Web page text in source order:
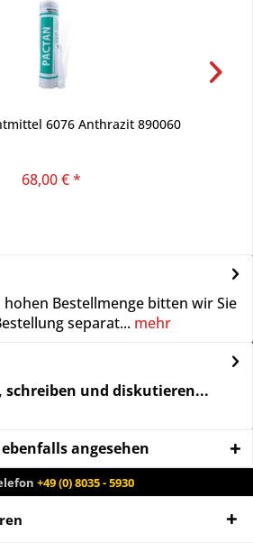
6076 Anthrazit 890060
68,00 € *
Bestellmenge bitten wir Sie
separat... mehr
schreiben und diskutieren...
angesehen
+49 (0) 8035 - 5930